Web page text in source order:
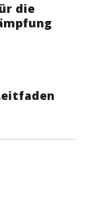
die